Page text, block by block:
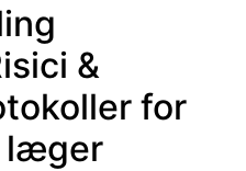
&
for
læger